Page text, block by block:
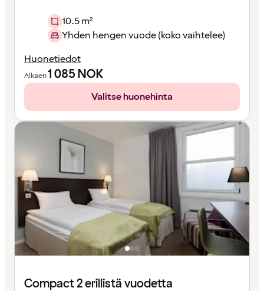
10.5 m²
Yhden hengen vuode (koko vaihtelee)
Huonetiedot
Alkaen1 085NOK
Valitse huonehinta
Compact 2 erillistä vuodetta